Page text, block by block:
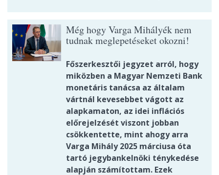
Még hogy Varga Mihályék nem
tudnak meglepetéseket okozni!
Főszerkesztői jegyzet arról, hogy
miközben a Magyar Nemzeti Bank
monetáris tanácsa az általam
vártnál kevesebbet vágott az
alapkamaton, az idei inflációs
előrejelzését viszont jobban
csökkentette, mint ahogy arra
Varga Mihály 2025 márciusa óta
tartó jegybankelnöki ténykedése
alapján számítottam. Ezek